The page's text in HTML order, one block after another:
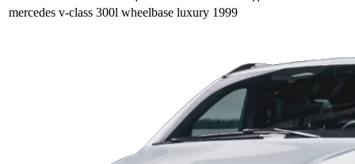
mercedes v-class 300l wheelbase luxury 1999